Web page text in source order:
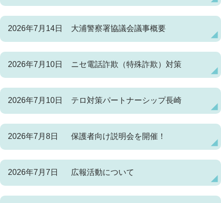
2026年7月14日 大浦警察署協議会議事概要
2026年7月10日 ニセ電話詐欺（特殊詐欺）対策
2026年7月10日 テロ対策パートナーシップ長崎
2026年7月8日 保護者向け説明会を開催！
2026年7月7日 広報活動について